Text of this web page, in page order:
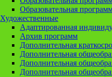
Образовательная
Художественные
Адаптированная
Архив программ
Дополнительная
Дополнительная
Дополнительная
Дополнительная